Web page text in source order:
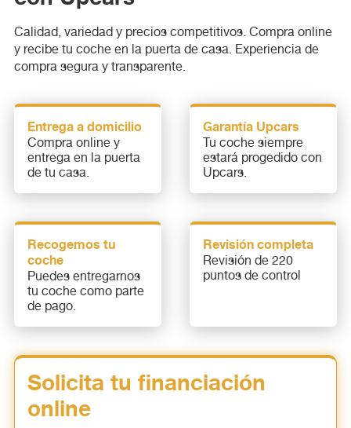
Calidad, variedad y precios competitivos. Compra online
y recibe tu coche en la puerta de casa. Experiencia de
compra segura y transparente.
Entrega a domicilio
Compra online y
entrega en la puerta
de tu casa.
Garantía Upcars
Tu coche siempre
estará progedido con
Upcars.
Recogemos tu
coche
Puedes entregarnos
tu coche como parte
de pago.
Revisión completa
Revisión de 220
puntos de control
Solicita tu financiación
online